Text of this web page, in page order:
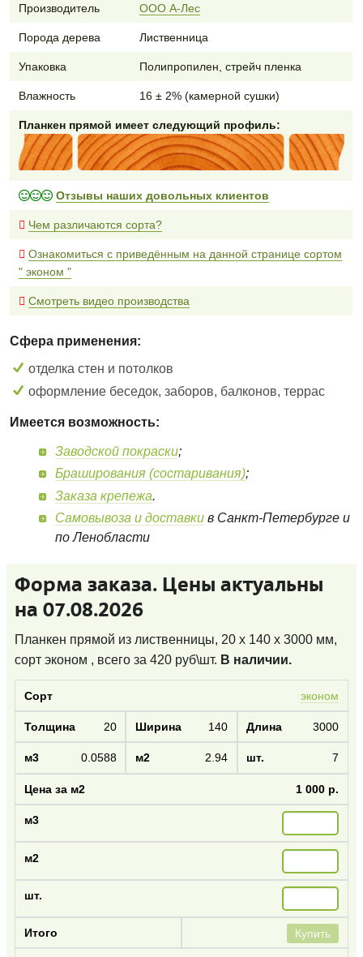
Производитель ООО А-Лес
Порода дерева Лиственница
Упаковка Полипропилен, стрейч пленка
Влажность 16 ± 2% (камерной сушки)
Планкен прямой имеет следующий профиль:
Отзывы наших довольных клиентов
Чем различаются сорта?
Ознакомиться с приведённым на данной странице сортом
" эконом "
Смотреть видео производства
Сфера применения:
отделка стен и потолков
оформление беседок, заборов, балконов, террас
Имеется возможность:
Заводской покраски;
Браширования (состаривания);
Заказа крепежа.
Самовывоза и доставки в Санкт-Петербурге и
по Ленобласти
Форма заказа. Цены актуальны
на 07.08.2026
Планкен прямой из лиственницы, 20 x 140 x 3000 мм,
сорт эконом , всего за 420 руб\шт. В наличии.
эконом
20 140 3000
0.0588 2.94 7
1 000 р.
Купить